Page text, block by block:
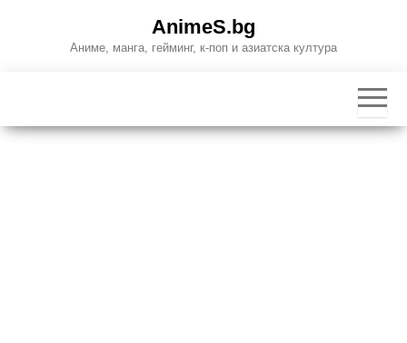
AnimeS.bg
Аниме, манга, гейминг, к-поп и азиатска култура